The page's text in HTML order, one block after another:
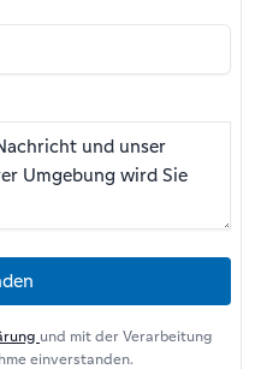
und mit der Verarbeitung
einverstanden.